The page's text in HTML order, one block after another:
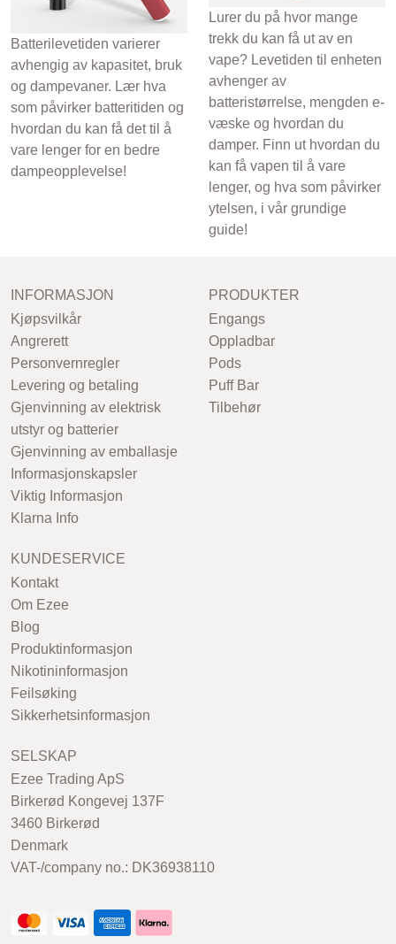
Batterilevetiden varierer
avhengig av kapasitet, bruk
og dampevaner. Lær hva
som påvirker batteritiden og
hvordan du kan få det til å
vare lenger for en bedre
dampeopplevelse!
Lurer du på hvor mange
trekk du kan få ut av en
vape? Levetiden til enheten
avhenger av
batteristørrelse, mengden e-
væske og hvordan du
damper. Finn ut hvordan du
kan få vapen til å vare
lenger, og hva som påvirker
ytelsen, i vår grundige
guide!
INFORMASJON
Kjøpsvilkår
Angrerett
Personvernregler
Levering og betaling
Gjenvinning av elektrisk
utstyr og batterier
Gjenvinning av emballasje
Informasjonskapsler
Viktig Informasjon
Klarna Info
PRODUKTER
Engangs
Oppladbar
Pods
Puff Bar
Tilbehør
KUNDESERVICE
Kontakt
Om Ezee
Blog
Produktinformasjon
Nikotininformasjon
Feilsøking
Sikkerhetsinformasjon
SELSKAP
Ezee Trading ApS
Birkerød Kongevej 137F
3460 Birkerød
Denmark
VAT-/company no.: DK36938110